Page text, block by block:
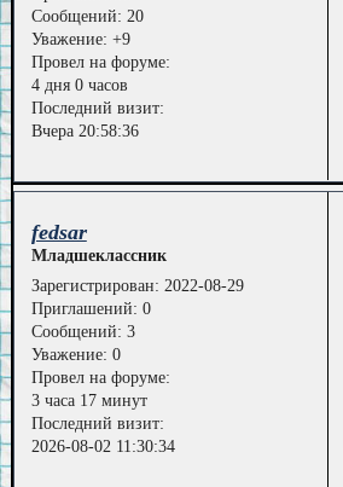
Сообщений: 20
Уважение: +9
Провел на форуме:
4 дня 0 часов
Последний визит:
Вчера 20:58:36
fedsar
Младшеклассник
Зарегистрирован: 2022-08-29
Приглашений: 0
Сообщений: 3
Уважение: 0
Провел на форуме:
3 часа 17 минут
Последний визит:
2026-08-02 11:30:34